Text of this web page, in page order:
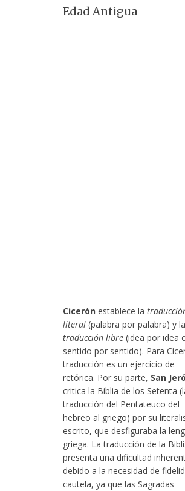
Edad Antigua
Cicerón establece la
literal (palabra por palabra) y la
traducción libre (idea por idea
sentido por sentido). Para
traducción es un ejercicio de
retórica. Por su parte, San
critica la Biblia de los Setenta
traducción del Pentateuco del
hebreo al griego) por su
escrito, que desfiguraba la
griega. La traducción de la
presenta una dificultad
debido a la necesidad de
cautela, ya que las Sagradas